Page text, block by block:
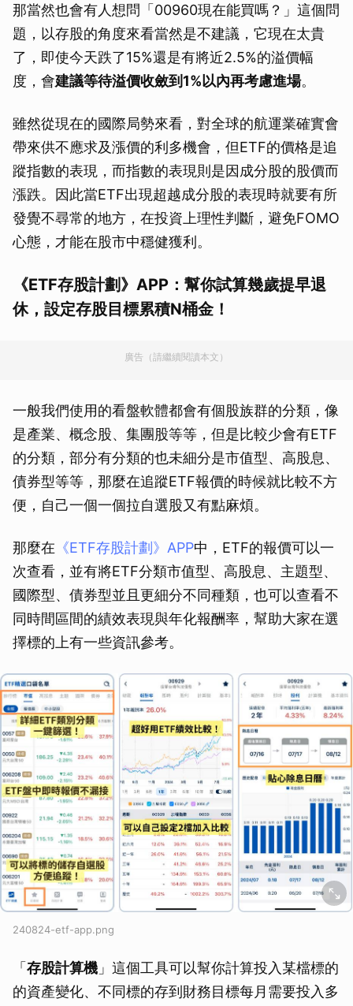
那當然也會有人想問「00960現在能買嗎？」這個問
題，以存股的角度來看當然是不建議，它現在太貴
了，即使今天跌了15%還是有將近2.5%的溢價幅
度，會建議等待溢價收斂到1%以內再考慮進場。
雖然從現在的國際局勢來看，對全球的航運業確實會
帶來供不應求及漲價的利多機會，但ETF的價格是追
蹤指數的表現，而指數的表現則是因成分股的股價而
漲跌。因此當ETF出現超越成分股的表現時就要有所
發覺不尋常的地方，在投資上理性判斷，避免FOMO
心態，才能在股市中穩健獲利。
《ETF存股計劃》APP： 幫你試算幾歲提早退
休，設定存股目標累積N桶金！
廣告（請繼續閱讀本文）
一般我們使用的看盤軟體都會有個股族群的分類，像
是產業、概念股、集團股等等，但是比較少會有ETF
的分類，部分有分類的也未細分是市值型、高股息、
債券型等等，那麼在追蹤ETF報價的時候就比較不方
便，自己一個一個拉自選股又有點麻煩。
那麼在 《ETF存股計劃》APP中，ETF的報價可以一
次查看，並有將ETF分類市值型、高股息、主題型、
國際型、債券型並且更細分不同種類，也可以查看不
同時間區間的績效表現與年化報酬率，幫助大家在選
擇標的上有一些資訊參考。
240824-etf-app.png
「 存股計算機 」這個工具可以幫你計算投入某檔標的
的資產變化、不同標的存到財務目標每月需要投入多